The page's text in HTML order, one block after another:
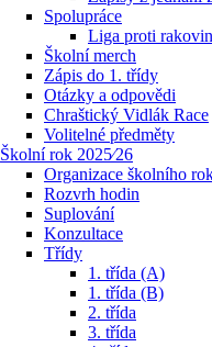
Spolupráce
Liga proti
Školní merch
Zápis do 1. třídy
Otázky a odpovědi
Chraštický Vidlák Race
Volitelné předměty
Školní rok 2025⁄26
Organizace školního
Rozvrh hodin
Suplování
Konzultace
Třídy
1. třída (A)
1. třída (B)
2. třída
3. třída